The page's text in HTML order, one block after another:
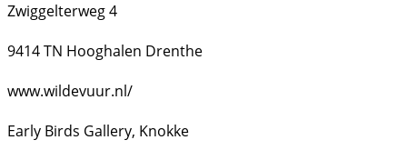
Zwiggelterweg 4
9414 TN Hooghalen Drenthe
www.wildevuur.nl/
Early Birds Gallery, Knokke